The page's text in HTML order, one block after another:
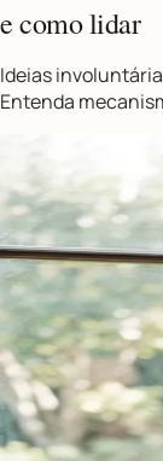
e como lidar
Ideias
Entenda